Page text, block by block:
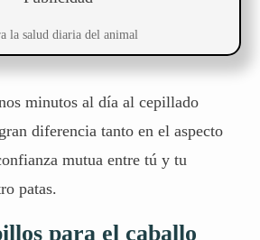
la salud diaria del animal
minutos al día al cepillado
diferencia tanto en el aspecto
mutua entre tú y tu
patas.
para el caballo